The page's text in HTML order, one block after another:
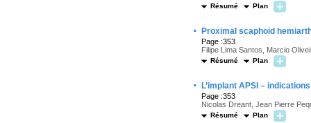
Résumé Plan
· Proximal scaphoid
Page :353
Filipe Lima Santos, Marcio
Résumé Plan
· L’implant APSI –
Page :353
Nicolas Dreant, Jean Pierre
Résumé Plan